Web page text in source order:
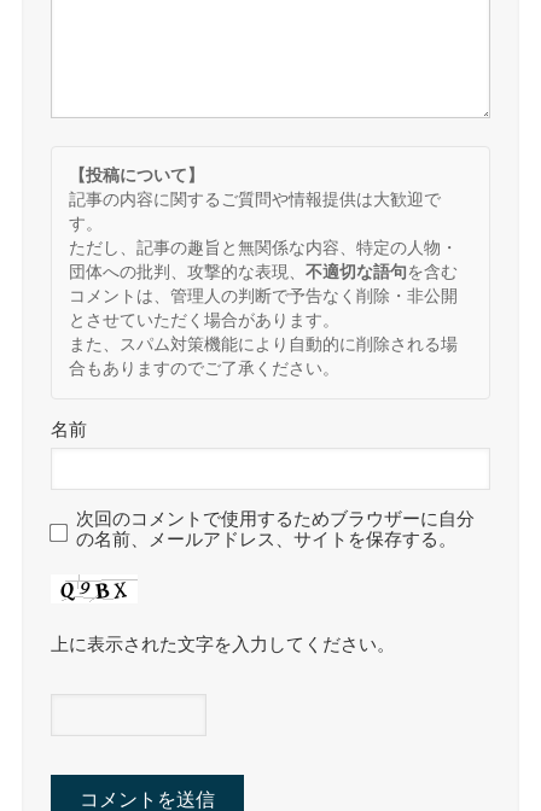
【投稿について】
記事の内容に関するご質問や情報提供は大歓迎で
す。
ただし、記事の趣旨と無関係な内容、特定の人物・
団体への批判、攻撃的な表現、 不適切な語句を含む
コメントは、管理人の判断で予告なく削除・非公開
とさせていただく場合があります。
また、スパム対策機能により自動的に削除される場
合もありますのでご了承ください。
名前
次回のコメントで使用するためブラウザーに自分
の名前、メールアドレス、サイトを保存する。
上に表示された文字を入力してください。